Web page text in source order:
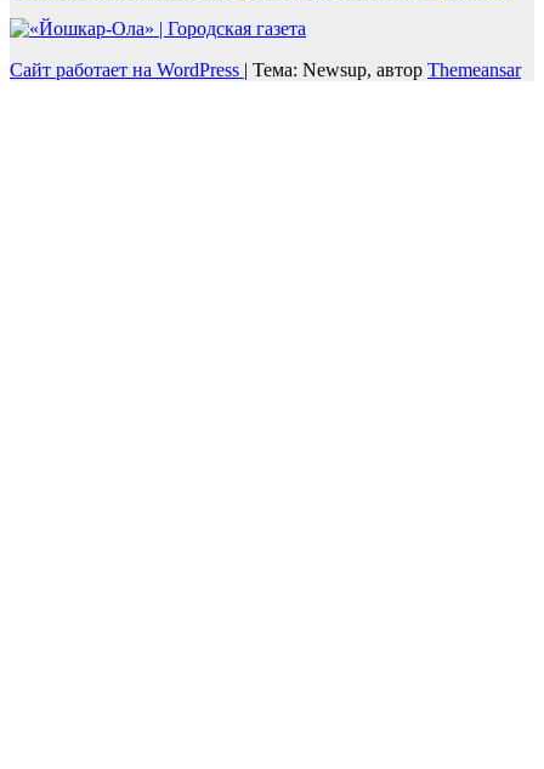
Сайт работает на WordPress | Тема: Newsup, автор Themeansar